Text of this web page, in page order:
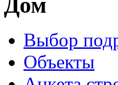
Дом
Выбор
Объекты